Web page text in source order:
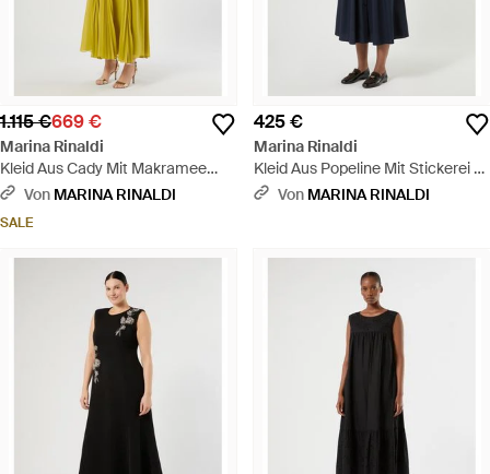
1.115 €669 €
Marina Rinaldi
Kleid Aus Cady Mit Makramee
Und Strass - Gelb
Von MARINA RINALDI
SALE
425 €
Marina Rinaldi
Kleid Aus Popeline Mit Stickerei -
BlauVon MARINA RINALDI